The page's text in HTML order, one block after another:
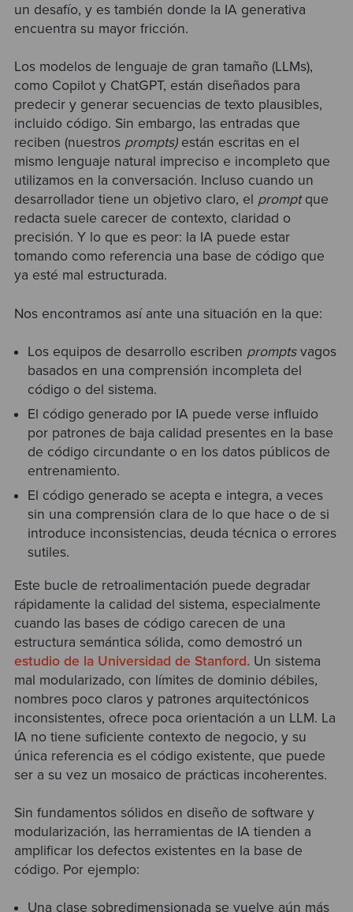
un desafío, y es también donde la IA generativa
encuentra su mayor fricción.
Los modelos de lenguaje de gran tamaño (LLMs),
como Copilot y ChatGPT, están diseñados para
predecir y generar secuencias de texto plausibles,
incluido código. Sin embargo, las entradas que
reciben (nuestros prompts)están escritas en el
mismo lenguaje natural impreciso e incompleto que
utilizamos en la conversación. Incluso cuando un
desarrollador tiene un objetivo claro, el promptque
redacta suele carecer de contexto, claridad o
precisión. Y lo que es peor: la IA puede estar
tomando como referencia una base de código que
ya esté mal estructurada.
Nos encontramos así ante una situación en la que:
Los equipos de desarrollo escriben promptsvagos
basados en una comprensión incompleta del
código o del sistema.
El código generado por IA puede verse influido
por patrones de baja calidad presentes en la base
de código circundante o en los datos públicos de
entrenamiento.
El código generado se acepta e integra, a veces
sin una comprensión clara de lo que hace o de si
introduce inconsistencias, deuda técnica o errores
sutiles.
Este bucle de retroalimentación puede degradar
rápidamente la calidad del sistema, especialmente
cuando las bases de código carecen de una
estructura semántica sólida, como demostró un
estudio de la Universidad de Stanford.Un sistema
mal modularizado, con límites de dominio débiles,
nombres poco claros y patrones arquitectónicos
inconsistentes, ofrece poca orientación a un LLM. La
IA no tiene suficiente contexto de negocio, y su
única referencia es el código existente, que puede
ser a su vez un mosaico de prácticas incoherentes.
Sin fundamentos sólidos en diseño de software y
modularización, las herramientas de IA tienden a
amplificar los defectos existentes en la base de
código. Por ejemplo:
Una clase sobredimensionada se vuelve aún más